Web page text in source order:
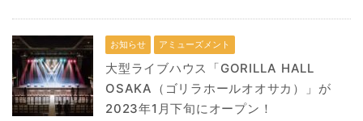
お知らせ アミューズメント
大型ライブハウス「GORILLA HALL
OSAKA（ゴリラホールオオサカ）」が
2023年1月下旬にオープン！